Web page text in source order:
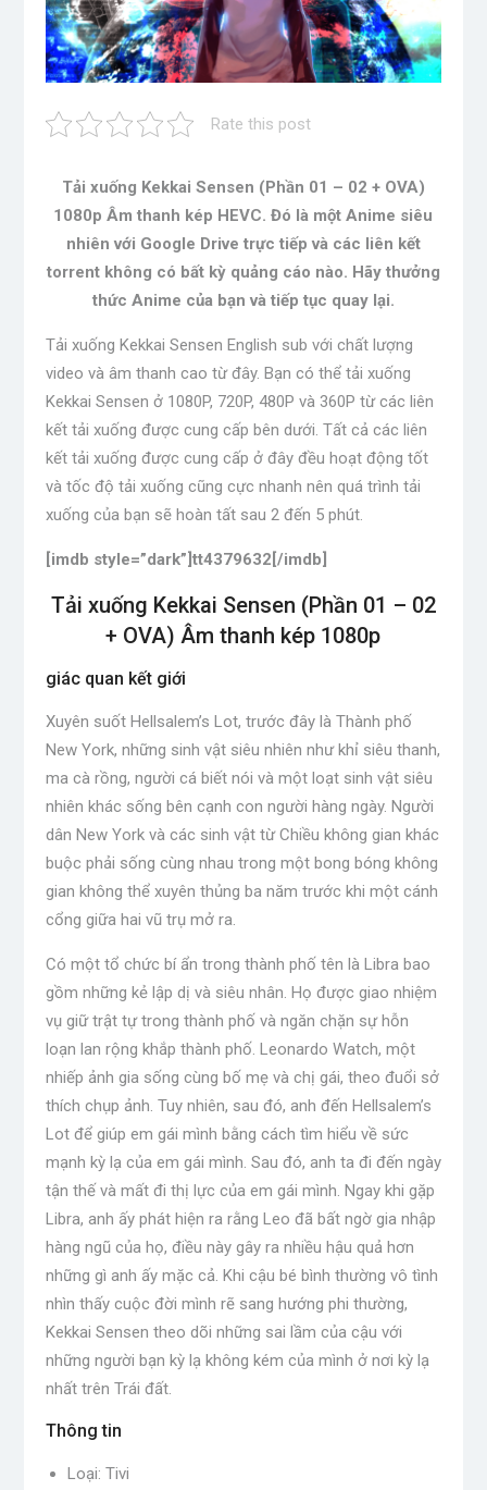
Rate this post
Tải xuống Kekkai Sensen (Phần 01 – 02 + OVA)
1080p Âm thanh kép HEVC. Đó là một Anime siêu
nhiên với Google Drive trực tiếp và các liên kết
torrent không có bất kỳ quảng cáo nào. Hãy thưởng
thức Anime của bạn và tiếp tục quay lại.
Tải xuống Kekkai Sensen English sub với chất lượng
video và âm thanh cao từ đây. Bạn có thể tải xuống
Kekkai Sensen ở 1080P, 720P, 480P và 360P từ các liên
kết tải xuống được cung cấp bên dưới. Tất cả các liên
kết tải xuống được cung cấp ở đây đều hoạt động tốt
và tốc độ tải xuống cũng cực nhanh nên quá trình tải
xuống của bạn sẽ hoàn tất sau 2 đến 5 phút.
[imdb style=”dark”]tt4379632[/imdb]
Tải xuống Kekkai Sensen (Phần 01 – 02
+ OVA) Âm thanh kép 1080p
giác quan kết giới
Xuyên suốt Hellsalem’s Lot, trước đây là Thành phố
New York, những sinh vật siêu nhiên như khỉ siêu thanh,
ma cà rồng, người cá biết nói và một loạt sinh vật siêu
nhiên khác sống bên cạnh con người hàng ngày. Người
dân New York và các sinh vật từ Chiều không gian khác
buộc phải sống cùng nhau trong một bong bóng không
gian không thể xuyên thủng ba năm trước khi một cánh
cổng giữa hai vũ trụ mở ra.
Có một tổ chức bí ẩn trong thành phố tên là Libra bao
gồm những kẻ lập dị và siêu nhân. Họ được giao nhiệm
vụ giữ trật tự trong thành phố và ngăn chặn sự hỗn
loạn lan rộng khắp thành phố. Leonardo Watch, một
nhiếp ảnh gia sống cùng bố mẹ và chị gái, theo đuổi sở
thích chụp ảnh. Tuy nhiên, sau đó, anh đến Hellsalem’s
Lot để giúp em gái mình bằng cách tìm hiểu về sức
mạnh kỳ lạ của em gái mình. Sau đó, anh ta đi đến ngày
tận thế và mất đi thị lực của em gái mình. Ngay khi gặp
Libra, anh ấy phát hiện ra rằng Leo đã bất ngờ gia nhập
hàng ngũ của họ, điều này gây ra nhiều hậu quả hơn
những gì anh ấy mặc cả. Khi cậu bé bình thường vô tình
nhìn thấy cuộc đời mình rẽ sang hướng phi thường,
Kekkai Sensen theo dõi những sai lầm của cậu với
những người bạn kỳ lạ không kém của mình ở nơi kỳ lạ
nhất trên Trái đất.
Thông tin
Loại: Tivi